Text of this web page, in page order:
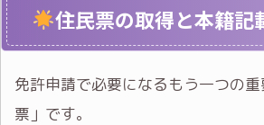
住民票の取得と本籍記
免許申請で必要になるもう一つの
票」です。